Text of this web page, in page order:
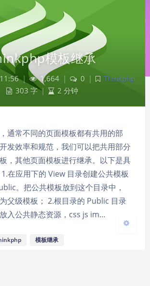
Sans Serif Serif
浅阴影 深阴影
关闭 日落 暗化
模板继承
| 1,664 0
Thinkphp
303 字 | 2 分钟
通常不同的页面模板都有共用的部
发效率和规范，我们可以把共用部分
，其他页面模板进行继承。以下是具
在应用下的 View 目录创建公共模板
。把公共模板放到这个目录中，
父级模板； 2.根目录的 Public 目录
入公共静态资源，css js im…
模板继承